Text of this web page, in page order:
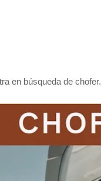
en búsqueda de chofer.